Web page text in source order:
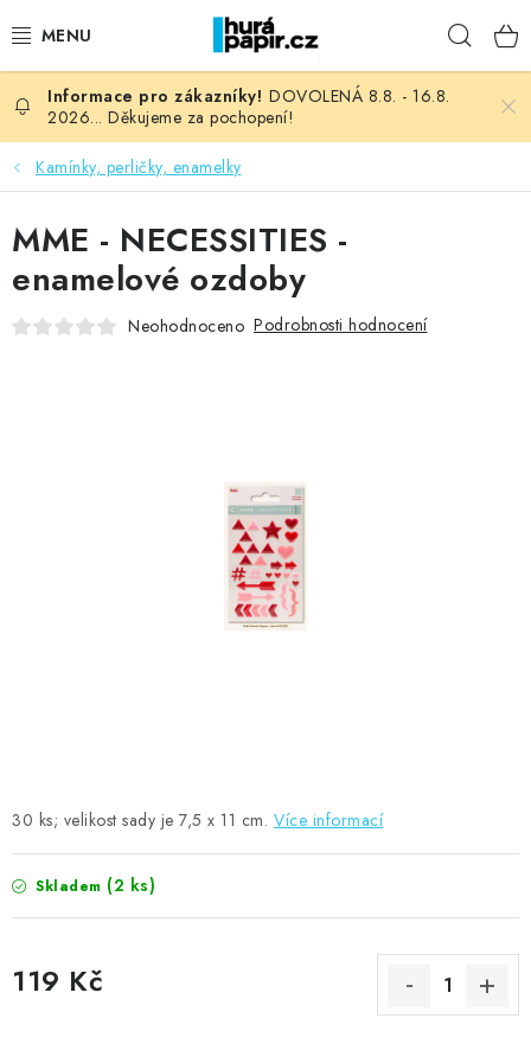
na
NOVINKY
HURÁ DÍLNA
VŠECHNO ZBOŽÍ
KNIHAŘSKÝ MATERIÁL
DOVOLENÁ 8.8. - 16.8.
2026... Děkujeme za pochopení!
Kamínky, perličky, enamelky
30 ks; velikost sady je 7,5 x 11 cm. Více informací
Skladem (2 ks)
119 Kč
MME - NECESSITIES -
enamelové ozdoby
Neohodnoceno Podrobnosti hodnocení